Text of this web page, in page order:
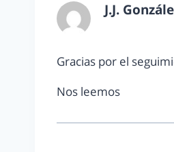
J.J.
Gracias por el
Nos leemos